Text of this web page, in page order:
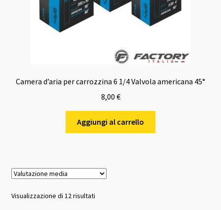
Camera d’aria per carrozzina 6 1/4 Valvola americana 45°
8,00 €
Aggiungi al carrello
Visualizzazione di 12 risultatiValutazione